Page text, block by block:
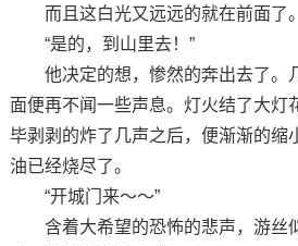
而且这白光又远远的就在前面了。
“是的，到山里去！”
他决定的想，惨然的奔出去了。
面便再不闻一些声息。灯火结了大灯
毕剥剥的炸了几声之后，便渐渐的缩
油已经烧尽了。
“开城门来～～”
含着大希望的恐怖的悲声，游丝